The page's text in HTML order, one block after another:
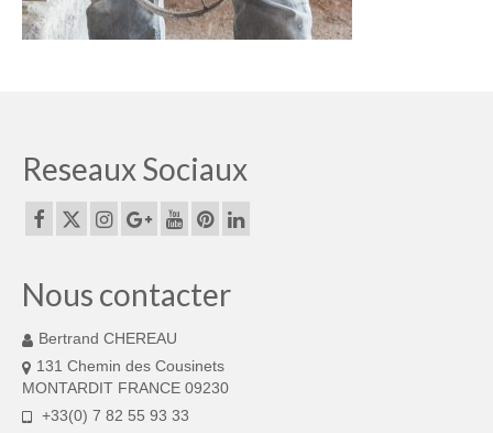
3 jours de Formation « Construire une Pergola
Lamelles de bambou françaises de 2 à 6m
Structures et Objets Bambou
Star Dôme élégant en lamelles de bambou
Arche bambou pliable et unique
Magnifique Cocon bambou 5 étoiles
Reseaux Sociaux
Nous contacter
Bertrand CHEREAU
131 Chemin des Cousinets
MONTARDIT FRANCE 09230
+33(0) 7 82 55 93 33